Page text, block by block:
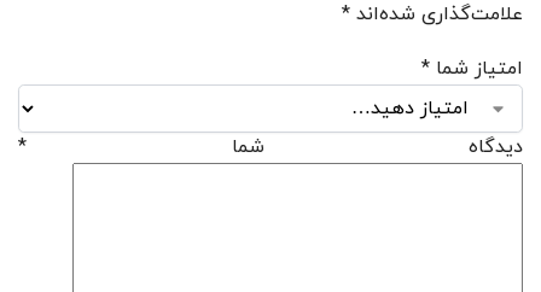
علامت‌گذاری شده‌اند *
امتیاز شما *
دیدگاه شما *